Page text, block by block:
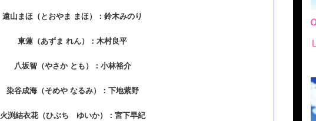
遠山まほ（とおやま まほ）：鈴木みのり
東蓮（あずま れん）：木村良平
八坂智（やさか とも）：小林裕介
染谷成海（そめや なるみ）：下地紫野
火渕結衣花（ひぶち ゆいか）：宮下早紀